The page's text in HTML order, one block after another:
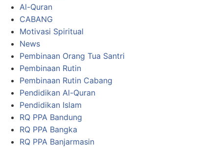
Al-Quran
CABANG
Motivasi Spiritual
News
Pembinaan Orang Tua Santri
Pembinaan Rutin
Pembinaan Rutin Cabang
Pendidikan Al-Quran
Pendidikan Islam
RQ PPA Bandung
RQ PPA Bangka
RQ PPA Banjarmasin